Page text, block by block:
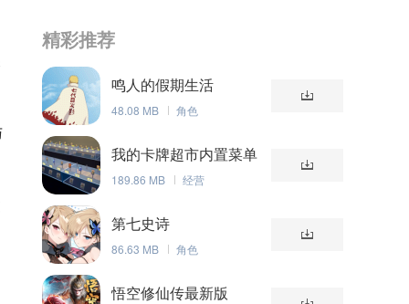
精彩推荐
鸣人的假期生活
48.08 MB 角色
我的卡牌超市内置菜单
版
189.86 MB 经营
第七史诗
86.63 MB 角色
悟空修仙传最新版